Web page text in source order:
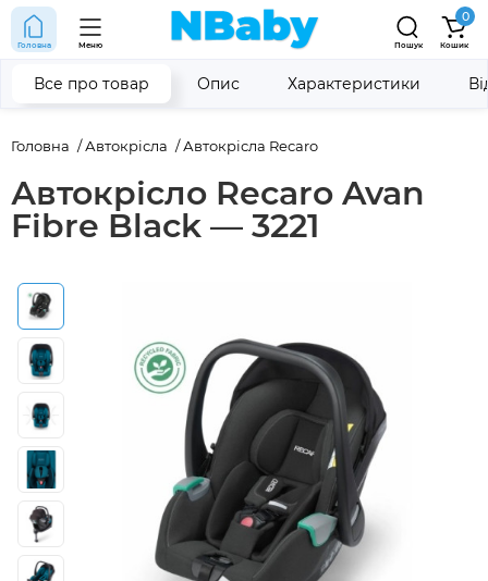
Головна Меню Пошук
0
Кошик
Головна Автокрісла Автокрісла Recaro
Автокрісло Recaro Avan
Fibre Black — 3221
Все про товар Опис Характеристики